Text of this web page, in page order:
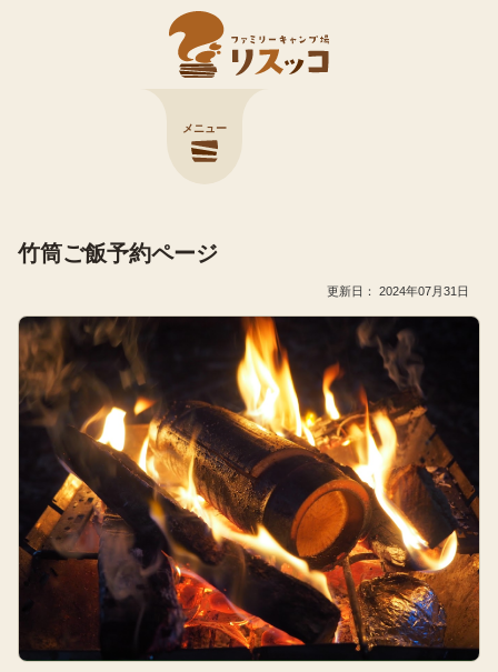
メニュー
竹筒ご飯予約ページ
2024年07月31日